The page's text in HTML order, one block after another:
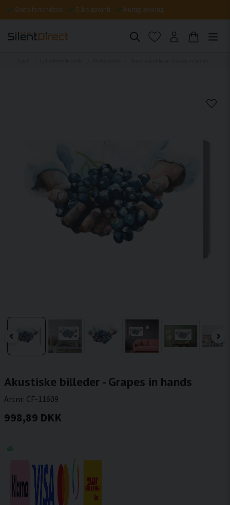
Gratis forsendelse 5 års garanti Hurtig levering
Akustiske billeder - Grapes in hands
Artnr: CF-11609
998,89 DKK